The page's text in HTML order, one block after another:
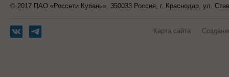
© 2017 ПАО «Россети Кубань». 350033 Россия, г. Краснодар, ул.
Карта сайта